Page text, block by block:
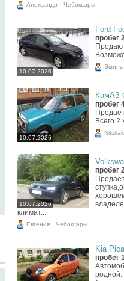
Александр Чебоксары
10.07.2026
Ford
пробег
Продаю
Эмиль
10.07.2026
КамАЗ
пробег
Всего 2
10.07.2026
пробег
климат...
Евгения Чебоксары
Kia
пробег
родной.